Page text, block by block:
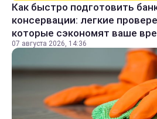
Как быстро подготовить
консервации: легкие
которые сэкономят ваше
07 августа 2026, 14:36